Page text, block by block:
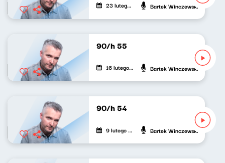
23 lutego 2022 Bartek Winczewski
90/h 55
16 lutego 2022 Bartek Winczewski
90/h 54
9 lutego 2022 Bartek Winczewski